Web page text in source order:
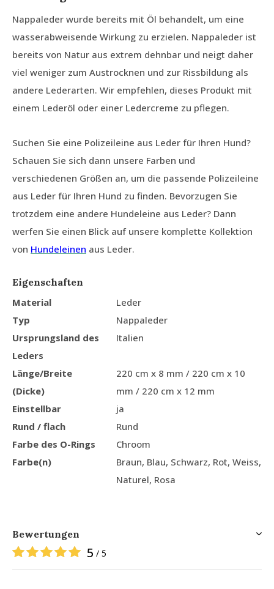
Nappaleder wurde bereits mit Öl behandelt, um eine
wasserabweisende Wirkung zu erzielen. Nappaleder ist
bereits von Natur aus extrem dehnbar und neigt daher
viel weniger zum Austrocknen und zur Rissbildung als
andere Lederarten. Wir empfehlen, dieses Produkt mit
einem Lederöl oder einer Ledercreme zu pflegen.
Suchen Sie eine Polizeileine aus Leder für Ihren Hund?
Schauen Sie sich dann unsere Farben und
verschiedenen Größen an, um die passende Polizeileine
aus Leder für Ihren Hund zu finden. Bevorzugen Sie
trotzdem eine andere Hundeleine aus Leder? Dann
werfen Sie einen Blick auf unsere komplette Kollektion
von Hundeleinen aus Leder.
Eigenschaften
Material
Leder
Typ
Nappaleder
Ursprungsland des
Leders
Italien
Länge/Breite
(Dicke)
220 cm x 8 mm / 220 cm x 10
mm / 220 cm x 12 mm
Einstellbar
ja
Rund / flach
Rund
Farbe des O-Rings
Chroom
Farbe(n)
Braun, Blau, Schwarz, Rot, Weiss,
Naturel, Rosa
Bewertungen
5 / 5